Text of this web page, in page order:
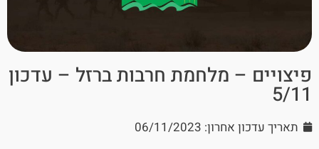
פיצויים – מלחמת חרבות ברזל – עדכון
5/11
תאריך עדכון אחרון: 06/11/2023